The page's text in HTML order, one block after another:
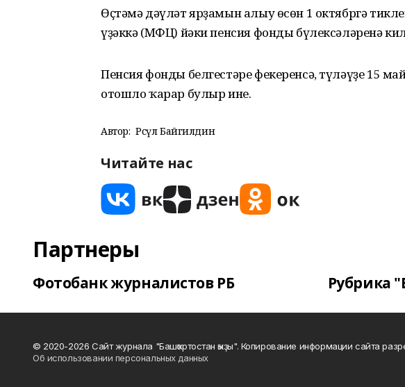
Өҫтәмә дәүләт ярҙамын алыу өсөн 1 октябргә
үҙәккә (МФЦ) йәки пенсия фонды бүлексәләренә
Пенсия фонды белгестәре фекеренсә, түләүҙе 15
отошло ҡарар булыр ине.
Автор: Рәсүл Байгилдин
Читайте нас
Партнеры
Фотобанк журналистов РБ Рубрика
© 2020-2026 Сайт журнала "Башҡортостан ҡыҙы". Копирование информации сайта
Об использовании персональных данных